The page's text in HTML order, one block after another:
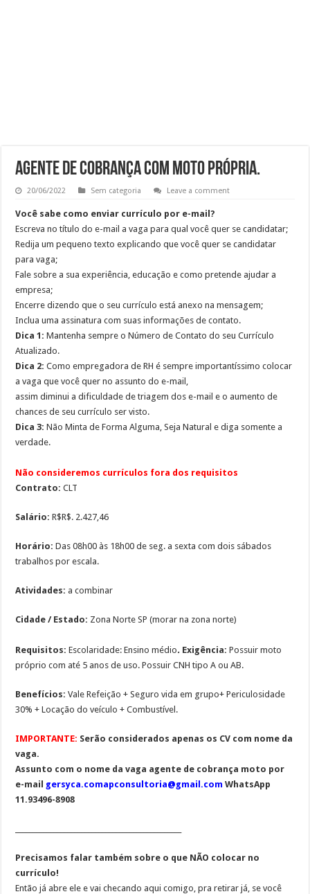
AGENTE DE COBRANÇA COM MOTO PRÓPRIA.
20/06/2022 Sem categoria Leave a comment
Você sabe como enviar currículo por e-mail?
Escreva no título do e-mail a vaga para qual você quer se candidatar;
Redija um pequeno texto explicando que você quer se candidatar
para vaga;
Fale sobre a sua experiência, educação e como pretende ajudar a
empresa;
Encerre dizendo que o seu currículo está anexo na mensagem;
Inclua uma assinatura com suas informações de contato.
Dica 1: Mantenha sempre o Número de Contato do seu Currículo
Atualizado.
Dica 2: Como empregadora de RH é sempre importantíssimo colocar
a vaga que você quer no assunto do e-mail,
assim diminui a dificuldade de triagem dos e-mail e o aumento de
chances de seu currículo ser visto.
Dica 3: Não Minta de Forma Alguma, Seja Natural e diga somente a
verdade.
Não consideremos currículos fora dos requisitos
Contrato:CLT
Salário:R$R$. 2.427,46
Horário:Das 08h00 às 18h00 de seg. a sexta com dois sábados
trabalhos por escala.
Atividades: a combinar
Cidade / Estado: Zona Norte SP (morar na zona norte)
Requisitos:Escolaridade: Ensino médio. Exigência: Possuir moto
próprio com até 5 anos de uso. Possuir CNH tipo A ou AB.
Benefícios:Vale Refeição + Seguro vida em grupo+ Periculosidade
30% + Locação do veículo + Combustível.
IMPORTANTE: Serão considerados apenas os CV com nome da
vaga.
Assunto com o nome da vaga agente de cobrança moto por
e-mail gersyca.comapconsultoria@gmail.com WhatsApp
11.93496-8908
Precisamos falar também sobre o que NÃO colocar no
currículo!
Então já abre ele e vai checando aqui comigo, pra retirar já, se você